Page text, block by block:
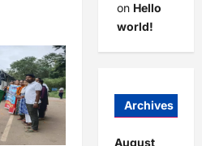
on Hello
world!
Archives
August